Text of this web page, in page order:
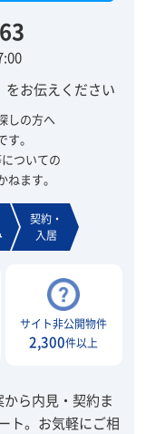
をお伝えください
しの方へ
。
ついての
ます。
契約・
入居
サイト非公開物件
2,300件以上
ら内見・契約ま
ト。 お気軽にご相